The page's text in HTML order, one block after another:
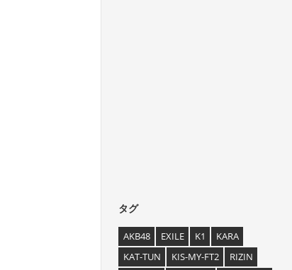
タグ
AKB48 EXILE K1
KARA
KAT-TUN
KIS-MY-FT2
RIZIN